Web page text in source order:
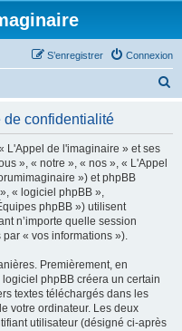
Connexion
S’enregistrer
de confidentialité
L'Appel de l'imaginaire » et ses
», « notre », « nos », « L'Appel
») et phpBB
« logiciel phpBB »,
phpBB ») utilisent
n’importe quelle session
« vos informations »).
Premièrement, en
phpBB créera un certain
textes téléchargés dans les
votre ordinateur. Les deux
utilisateur (désigné ci-après